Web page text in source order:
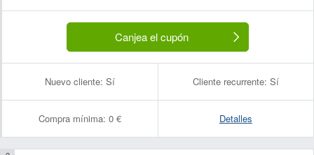
Canjea el cupón
Nuevo cliente: Sí Cliente recurrente: Sí
Compra mínima: 0 € Detalles